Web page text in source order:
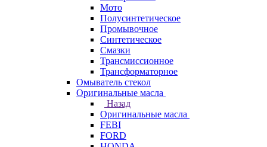
Мото
Полусинтетическое
Промывочное
Синтетическое
Смазки
Трансмиссионное
Трансформаторное
Омыватель стекол
Оригинальные масла
Назад
Оригинальные масла
FEBI
FORD